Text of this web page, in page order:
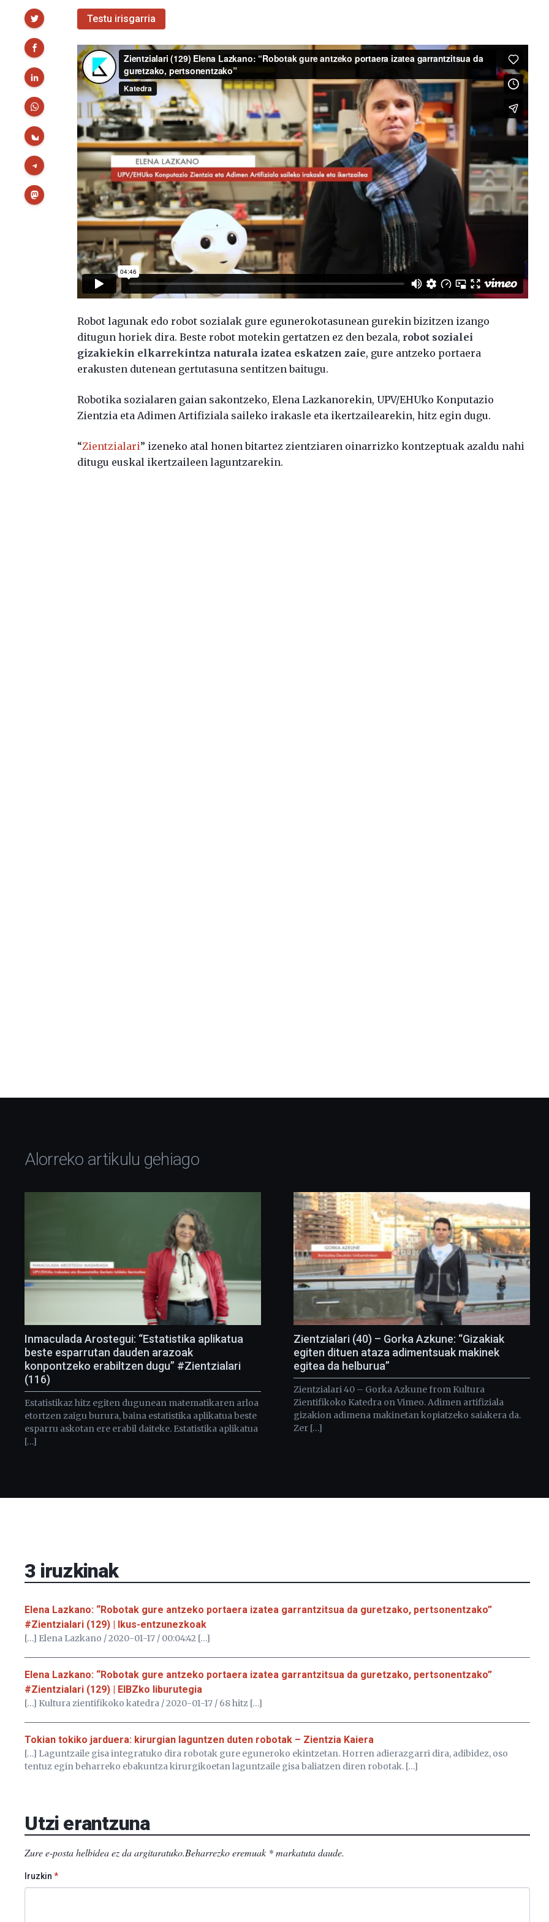
Testu irisgarria
Robot lagunak edo robot sozialak gure egunerokotasunean gurekin bizitzen izango
ditugun horiek dira. Beste robot motekin gertatzen ez den bezala, robot sozialei
gizakiekin elkarrekintza naturala izatea eskatzen zaie, gure antzeko portaera
erakusten dutenean gertutasuna sentitzen baitugu.
Robotika sozialaren gaian sakontzeko, Elena Lazkanorekin, UPV/EHUko Konputazio
Zientzia eta Adimen Artifiziala saileko irakasle eta ikertzailearekin, hitz egin dugu.
“Zientzialari” izeneko atal honen bitartez zientziaren oinarrizko kontzeptuak azaldu nahi
ditugu euskal ikertzaileen laguntzarekin.
Partekatu
Alorreko artikulu gehiago
Inmaculada Arostegui: “Estatistika aplikatua
beste esparrutan dauden arazoak
konpontzeko erabiltzen dugu” #Zientzialari
(116)
Estatistikaz hitz egiten dugunean matematikaren arloa
etortzen zaigu burura, baina estatistika aplikatua beste
esparru askotan ere erabil daiteke. Estatistika aplikatua
[…]
Zientzialari (40) – Gorka Azkune: “Gizakiak
egiten dituen ataza adimentsuak makinek
egitea da helburua”
Zientzialari 40 – Gorka Azkune from Kultura
Zientifikoko Katedra on Vimeo. Adimen artifiziala
gizakion adimena makinetan kopiatzeko saiakera da.
Zer […]
3 iruzkinak
Elena Lazkano: “Robotak gure antzeko portaera izatea garrantzitsua da guretzako, pertsonentzako”
#Zientzialari (129) | Ikus-entzunezkoak
[…] Elena Lazkano / 2020-01-17 / 00:04:42 […]
Elena Lazkano: “Robotak gure antzeko portaera izatea garrantzitsua da guretzako, pertsonentzako”
#Zientzialari (129) | EIBZko liburutegia
[…] Kultura zientifikoko katedra / 2020-01-17 / 68 hitz […]
Tokian tokiko jarduera: kirurgian laguntzen duten robotak – Zientzia Kaiera
[…] Laguntzaile gisa integratuko dira robotak gure eguneroko ekintzetan. Horren adierazgarri dira, adibidez, oso
tentuz egin beharreko ebakuntza kirurgikoetan laguntzaile gisa baliatzen diren robotak. […]
Utzi erantzuna
Zure e-posta helbidea ez da argitaratuko.Beharrezko eremuak *markatuta daude.
Iruzkin*